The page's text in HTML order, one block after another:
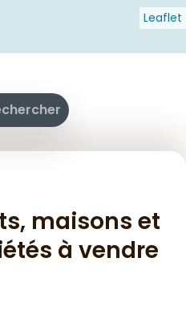
Leaflet
maisons et
à vendre